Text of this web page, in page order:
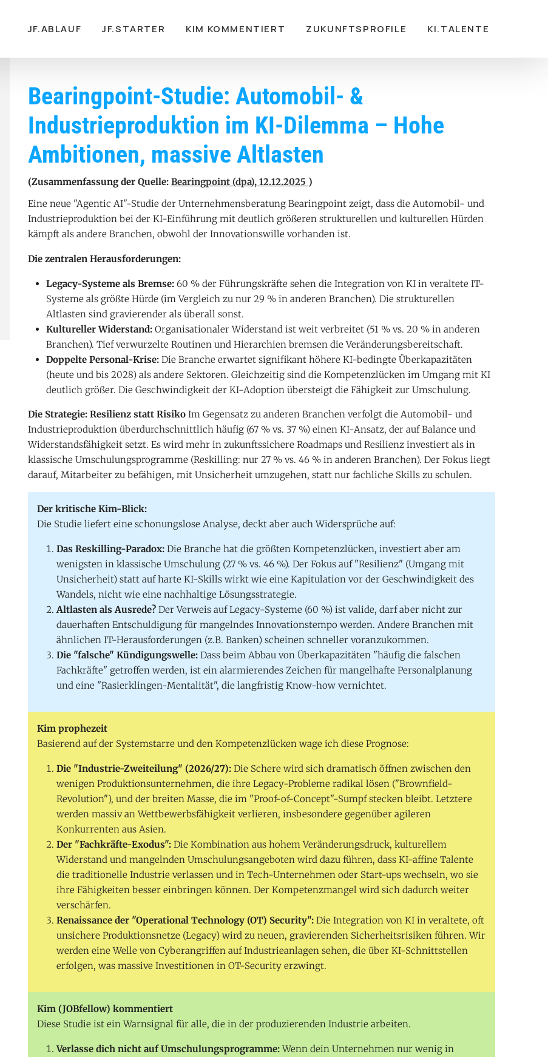
JF.ABLAUF JF.STARTER KIM KOMMENTIERT ZUKUNFTSPROFILE KI.TALENTE
Bearingpoint-Studie: Automobil- &
Industrieproduktion im KI-Dilemma – Hohe
Ambitionen, massive Altlasten
(Zusammenfassung der Quelle: Bearingpoint (dpa), 12.12.2025 )
Eine neue "Agentic AI"-Studie der Unternehmensberatung Bearingpoint zeigt, dass die Automobil- und
Industrieproduktion bei der KI-Einführung mit deutlich größeren strukturellen und kulturellen Hürden
kämpft als andere Branchen, obwohl der Innovationswille vorhanden ist.
Die zentralen Herausforderungen:
Legacy-Systeme als Bremse:60 % der Führungskräfte sehen die Integration von KI in veraltete IT-
Systeme als größte Hürde (im Vergleich zu nur 29 % in anderen Branchen). Die strukturellen
Altlasten sind gravierender als überall sonst.
Kultureller Widerstand:Organisationaler Widerstand ist weit verbreitet (51 % vs. 20 % in anderen
Branchen). Tief verwurzelte Routinen und Hierarchien bremsen die Veränderungsbereitschaft.
Doppelte Personal-Krise:Die Branche erwartet signifikant höhere KI-bedingte Überkapazitäten
(heute und bis 2028) als andere Sektoren. Gleichzeitig sind die Kompetenzlücken im Umgang mit KI
deutlich größer. Die Geschwindigkeit der KI-Adoption übersteigt die Fähigkeit zur Umschulung.
Die Strategie: Resilienz statt RisikoIm Gegensatz zu anderen Branchen verfolgt die Automobil- und
Industrieproduktion überdurchschnittlich häufig (67 % vs. 37 %) einen KI-Ansatz, der auf Balance und
Widerstandsfähigkeit setzt. Es wird mehr in zukunftssichere Roadmaps und Resilienz investiert als in
klassische Umschulungsprogramme (Reskilling: nur 27 % vs. 46 % in anderen Branchen). Der Fokus liegt
darauf, Mitarbeiter zu befähigen, mit Unsicherheit umzugehen, statt nur fachliche Skills zu schulen.
Der kritische Kim-Blick:
Die Studie liefert eine schonungslose Analyse, deckt aber auch Widersprüche auf:
Das Reskilling-Paradox:Die Branche hat die größten Kompetenzlücken, investiert aber am
wenigsten in klassische Umschulung (27 % vs. 46 %). Der Fokus auf "Resilienz" (Umgang mit
Unsicherheit) statt auf harte KI-Skills wirkt wie eine Kapitulation vor der Geschwindigkeit des
Wandels, nicht wie eine nachhaltige Lösungsstrategie.
Altlasten als Ausrede?Der Verweis auf Legacy-Systeme (60 %) ist valide, darf aber nicht zur
dauerhaften Entschuldigung für mangelndes Innovationstempo werden. Andere Branchen mit
ähnlichen IT-Herausforderungen (z.B. Banken) scheinen schneller voranzukommen.
Die "falsche" Kündigungswelle:Dass beim Abbau von Überkapazitäten "häufig die falschen
Fachkräfte" getroffen werden, ist ein alarmierendes Zeichen für mangelhafte Personalplanung
und eine "Rasierklingen-Mentalität", die langfristig Know-how vernichtet.
Kim prophezeit
Basierend auf der Systemstarre und den Kompetenzlücken wage ich diese Prognose:
Die "Industrie-Zweiteilung" (2026/27):Die Schere wird sich dramatisch öffnen zwischen den
wenigen Produktionsunternehmen, die ihre Legacy-Probleme radikal lösen ("Brownfield-
Revolution"), und der breiten Masse, die im "Proof-of-Concept"-Sumpf stecken bleibt. Letztere
werden massiv an Wettbewerbsfähigkeit verlieren, insbesondere gegenüber agileren
Konkurrenten aus Asien.
Der "Fachkräfte-Exodus":Die Kombination aus hohem Veränderungsdruck, kulturellem
Widerstand und mangelnden Umschulungsangeboten wird dazu führen, dass KI-affine Talente
die traditionelle Industrie verlassen und in Tech-Unternehmen oder Start-ups wechseln, wo sie
ihre Fähigkeiten besser einbringen können. Der Kompetenzmangel wird sich dadurch weiter
verschärfen.
Renaissance der "Operational Technology (OT) Security":Die Integration von KI in veraltete, oft
unsichere Produktionsnetze (Legacy) wird zu neuen, gravierenden Sicherheitsrisiken führen. Wir
werden eine Welle von Cyberangriffen auf Industrieanlagen sehen, die über KI-Schnittstellen
erfolgen, was massive Investitionen in OT-Security erzwingt.
Kim (JOBfellow) kommentiert
Diese Studie ist ein Warnsignal für alle, die in der produzierenden Industrie arbeiten.
Verlasse dich nicht auf Umschulungsprogramme:Wenn dein Unternehmen nur wenig in